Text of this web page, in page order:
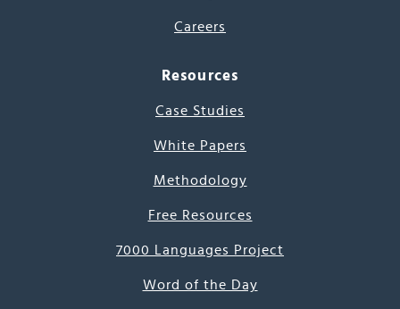
Careers
Resources
Case Studies
White Papers
Methodology
Free Resources
7000 Languages Project
Word of the Day